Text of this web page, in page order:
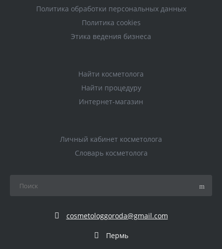
Политика обработки персональных данных
Политика cookies
Этика ведения бизнеса
Найти косметолога
Найти процедуру
Интернет-магазин
Личный кабинет косметолога
Словарь косметолога
cosmetologgoroda@gmail.com
Пермь